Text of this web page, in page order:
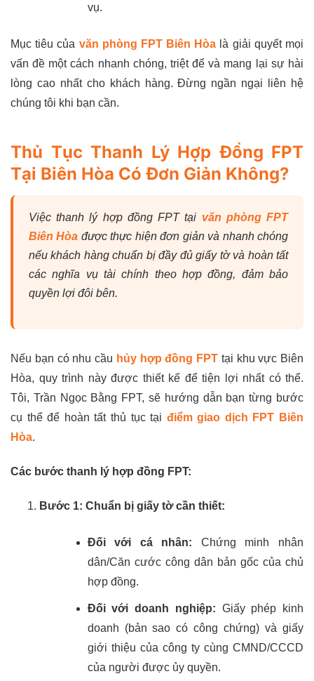
vụ.
Mục tiêu của văn phòng FPT Biên Hòa là giải quyết mọi
vấn đề một cách nhanh chóng, triệt để và mang lại sự hài
lòng cao nhất cho khách hàng. Đừng ngần ngại liên hệ
chúng tôi khi bạn cần.
Thủ Tục Thanh Lý Hợp Đồng FPT
Tại Biên Hòa Có Đơn Giản Không?
Việc thanh lý hợp đồng FPT tại văn phòng FPT
Biên Hòa được thực hiện đơn giản và nhanh chóng
nếu khách hàng chuẩn bị đầy đủ giấy tờ và hoàn tất
các nghĩa vụ tài chính theo hợp đồng, đảm bảo
quyền lợi đôi bên.
Nếu bạn có nhu cầu hủy hợp đồng FPT tại khu vực Biên
Hòa, quy trình này được thiết kế để tiện lợi nhất có thể.
Tôi, Trần Ngọc Bằng FPT, sẽ hướng dẫn bạn từng bước
cụ thể để hoàn tất thủ tục tại điểm giao dịch FPT Biên
Hòa.
Các bước thanh lý hợp đồng FPT:
Bước 1: Chuẩn bị giấy tờ cần thiết:
Đối với cá nhân: Chứng minh nhân
dân/Căn cước công dân bản gốc của chủ
hợp đồng.
Đối với doanh nghiệp: Giấy phép kinh
doanh (bản sao có công chứng) và giấy
giới thiệu của công ty cùng CMND/CCCD
của người được ủy quyền.